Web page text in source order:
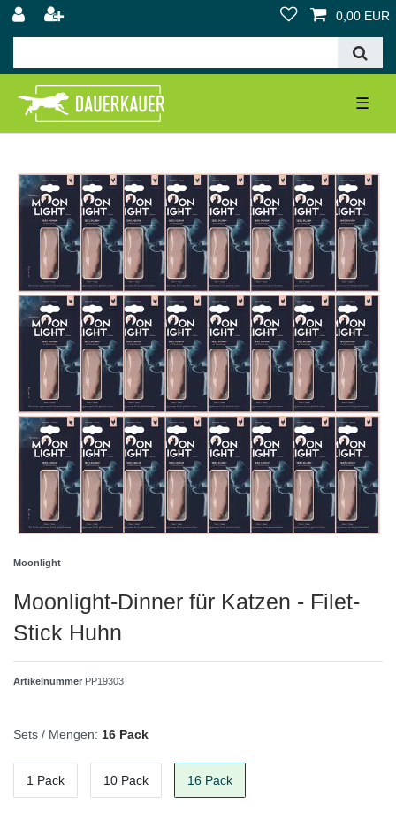
0,00 EUR
☰
Moonlight
Moonlight-Dinner für Katzen - Filet-
Stick Huhn
Artikelnummer PP19303
Sets / Mengen: 16 Pack
1 Pack 10 Pack 16 Pack